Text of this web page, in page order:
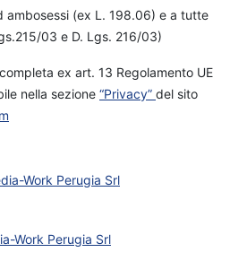
ambosessi (ex L. 198.06) e a tutte
03 e D. Lgs. 216/03)
ex art. 13 Regolamento UE
nella sezione “Privacy” del sito
Work Perugia Srl
Work Perugia Srl